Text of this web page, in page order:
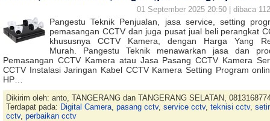
01 September 2025 20:50 | dibaca
Pangestu Teknik Penjualan, jasa service, setting
pemasangan CCTV dan juga pusat jual beli perangkat
khususnya CCTV Kamera, dengan Harga Yang
Murah. Pangestu Teknik menawarkan jasa dan
Pemasangan CCTV Kamera atau Jasa Pasang CCTV Kamera
CCTV Instalasi Jaringan Kabel CCTV Kamera Setting Program
HP…
Dikirim oleh: anto, TANGERANG dan TANGERANG SELATAN,
Terdapat pada: Digital Camera, pasang cctv, service cctv, teknisi cctv,
cctv, perbaikan cctv